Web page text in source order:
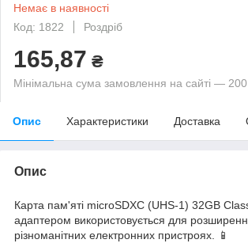
Немає в наявності
Код: 1822
Роздріб
165,87 ₴
Мінімальна сума замовлення на сайті —
Опис Характеристики Доставка
Опис
Карта пам'яті microSDXC (UHS-1) 32GB
адаптером використовується для
різноманітних електронних пристроях. 📱